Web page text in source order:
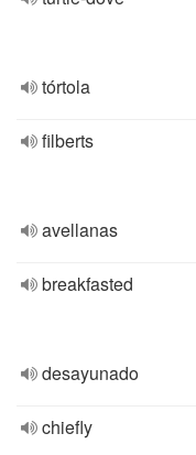
tórtola
filberts
avellanas
breakfasted
desayunado
chiefly